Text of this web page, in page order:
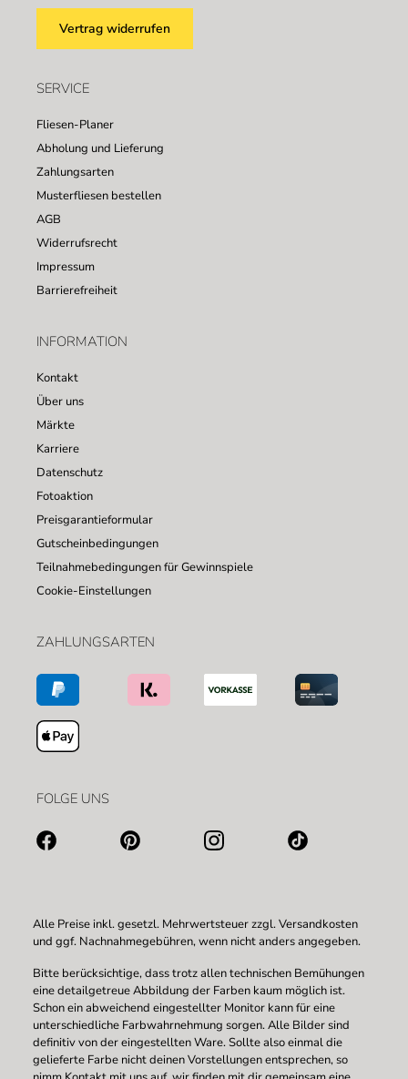
Vertrag widerrufen
SERVICE
Fliesen-Planer
Abholung und Lieferung
Zahlungsarten
Musterfliesen bestellen
AGB
Widerrufsrecht
Impressum
Barrierefreiheit
INFORMATION
Kontakt
Über uns
Märkte
Karriere
Datenschutz
Fotoaktion
Preisgarantieformular
Gutscheinbedingungen
Teilnahmebedingungen für Gewinnspiele
Cookie-Einstellungen
ZAHLUNGSARTEN
FOLGE UNS
Alle Preise inkl. gesetzl. Mehrwertsteuer zzgl.Versandkosten
und ggf. Nachnahmegebühren, wenn nicht anders angegeben.
Bitte berücksichtige, dass trotz allen technischen Bemühungen
eine detailgetreue Abbildung der Farben kaum möglich ist.
Schon ein abweichend eingestellter Monitor kann für eine
unterschiedliche Farbwahrnehmung sorgen. Alle Bilder sind
definitiv von der eingestellten Ware. Sollte also einmal die
gelieferte Farbe nicht deinen Vorstellungen entsprechen, so